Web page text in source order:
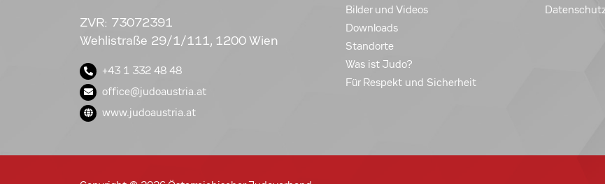
ZVR: 73072391
Wehlistraße 29/1/111, 1200 Wien
+43 1 332 48 48
office@judoaustria.at
www.judoaustria.at
Bilder und Videos
Downloads
Standorte
Was ist Judo?
Für Respekt und Sicherheit